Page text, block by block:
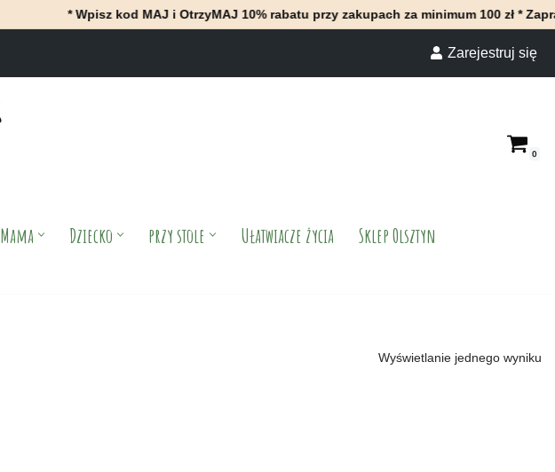
* Wpisz kod MAJ i OtrzyMAJ 10% rabatu przy zakupach za minimum 100 zł *
Zarejestruj się
0
Mama Dziecko przy stole Ułatwiacze życia
Sklep Olsztyn
Wyświetlanie jednego wyniku